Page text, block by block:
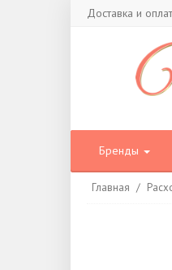
Доставка и
Бренды
Главная /